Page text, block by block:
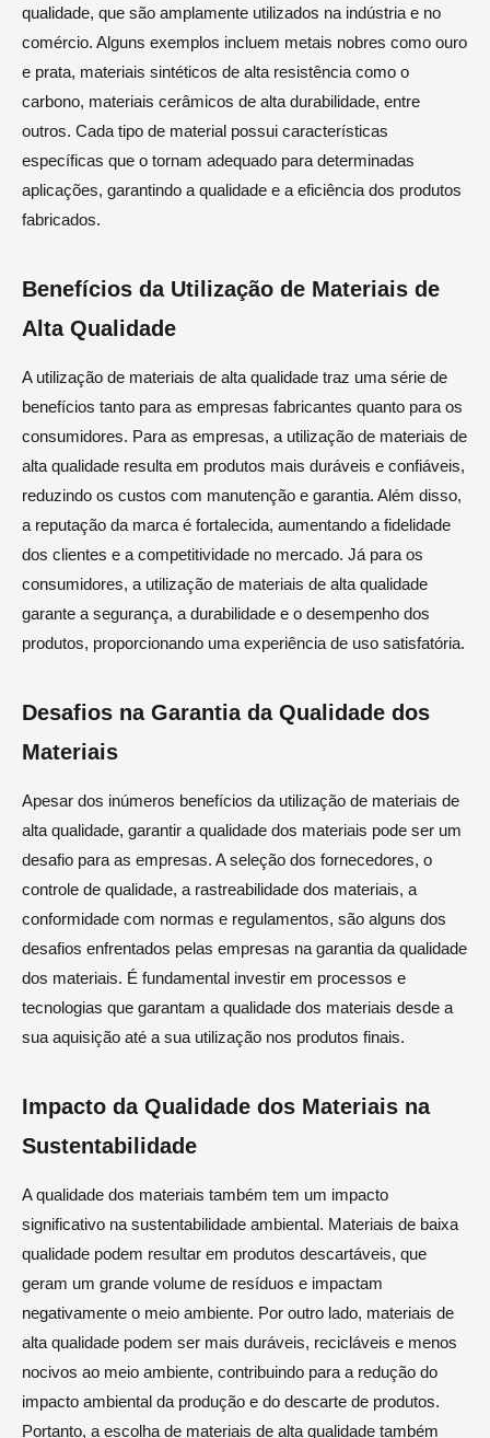
qualidade, que são amplamente utilizados na indústria e no
comércio. Alguns exemplos incluem metais nobres como ouro
e prata, materiais sintéticos de alta resistência como o
carbono, materiais cerâmicos de alta durabilidade, entre
outros. Cada tipo de material possui características
específicas que o tornam adequado para determinadas
aplicações, garantindo a qualidade e a eficiência dos produtos
fabricados.
Benefícios da Utilização de Materiais de
Alta Qualidade
A utilização de materiais de alta qualidade traz uma série de
benefícios tanto para as empresas fabricantes quanto para os
consumidores. Para as empresas, a utilização de materiais de
alta qualidade resulta em produtos mais duráveis e confiáveis,
reduzindo os custos com manutenção e garantia. Além disso,
a reputação da marca é fortalecida, aumentando a fidelidade
dos clientes e a competitividade no mercado. Já para os
consumidores, a utilização de materiais de alta qualidade
garante a segurança, a durabilidade e o desempenho dos
produtos, proporcionando uma experiência de uso satisfatória.
Desafios na Garantia da Qualidade dos
Materiais
Apesar dos inúmeros benefícios da utilização de materiais de
alta qualidade, garantir a qualidade dos materiais pode ser um
desafio para as empresas. A seleção dos fornecedores, o
controle de qualidade, a rastreabilidade dos materiais, a
conformidade com normas e regulamentos, são alguns dos
desafios enfrentados pelas empresas na garantia da qualidade
dos materiais. É fundamental investir em processos e
tecnologias que garantam a qualidade dos materiais desde a
sua aquisição até a sua utilização nos produtos finais.
Impacto da Qualidade dos Materiais na
Sustentabilidade
A qualidade dos materiais também tem um impacto
significativo na sustentabilidade ambiental. Materiais de baixa
qualidade podem resultar em produtos descartáveis, que
geram um grande volume de resíduos e impactam
negativamente o meio ambiente. Por outro lado, materiais de
alta qualidade podem ser mais duráveis, recicláveis e menos
nocivos ao meio ambiente, contribuindo para a redução do
impacto ambiental da produção e do descarte de produtos.
Portanto, a escolha de materiais de alta qualidade também